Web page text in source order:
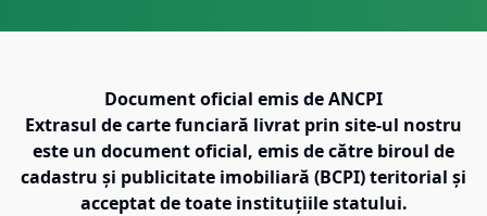
Document oficial emis de ANCPI
Extrasul de carte funciară livrat prin site-ul nostru
este un document oficial, emis de către biroul de
cadastru și publicitate imobiliară (BCPI) teritorial și
acceptat de toate instituțiile statului.